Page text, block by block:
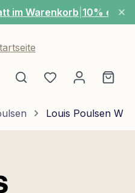
im Warenkorb 10% extra
Du hast 0
Louis Poulsen